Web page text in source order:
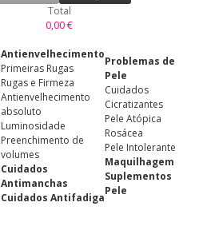
Total
0,00 €
Antienvelhecimento
Primeiras Rugas
Rugas e Firmeza
Antienvelhecimento
absoluto
Luminosidade
Preenchimento de
volumes
Cuidados
Antimanchas
Cuidados Antifadiga
Problemas de
Pele
Cuidados
Cicratizantes
Pele Atópica
Rosácea
Pele Intolerante
Maquilhagem
Suplementos
Pele